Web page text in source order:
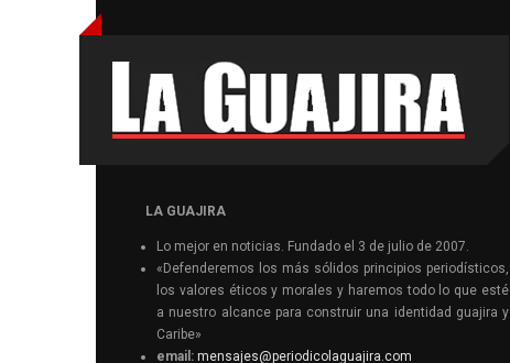
LA GUAJIRA
Lo mejor en noticias. Fundado el 3 de julio de 2007.
«Defenderemos los más sólidos principios periodísticos,
los valores éticos y morales y haremos todo lo que esté
a nuestro alcance para construir una identidad guajira y
Caribe»
email: mensajes@periodicolaguajira.com